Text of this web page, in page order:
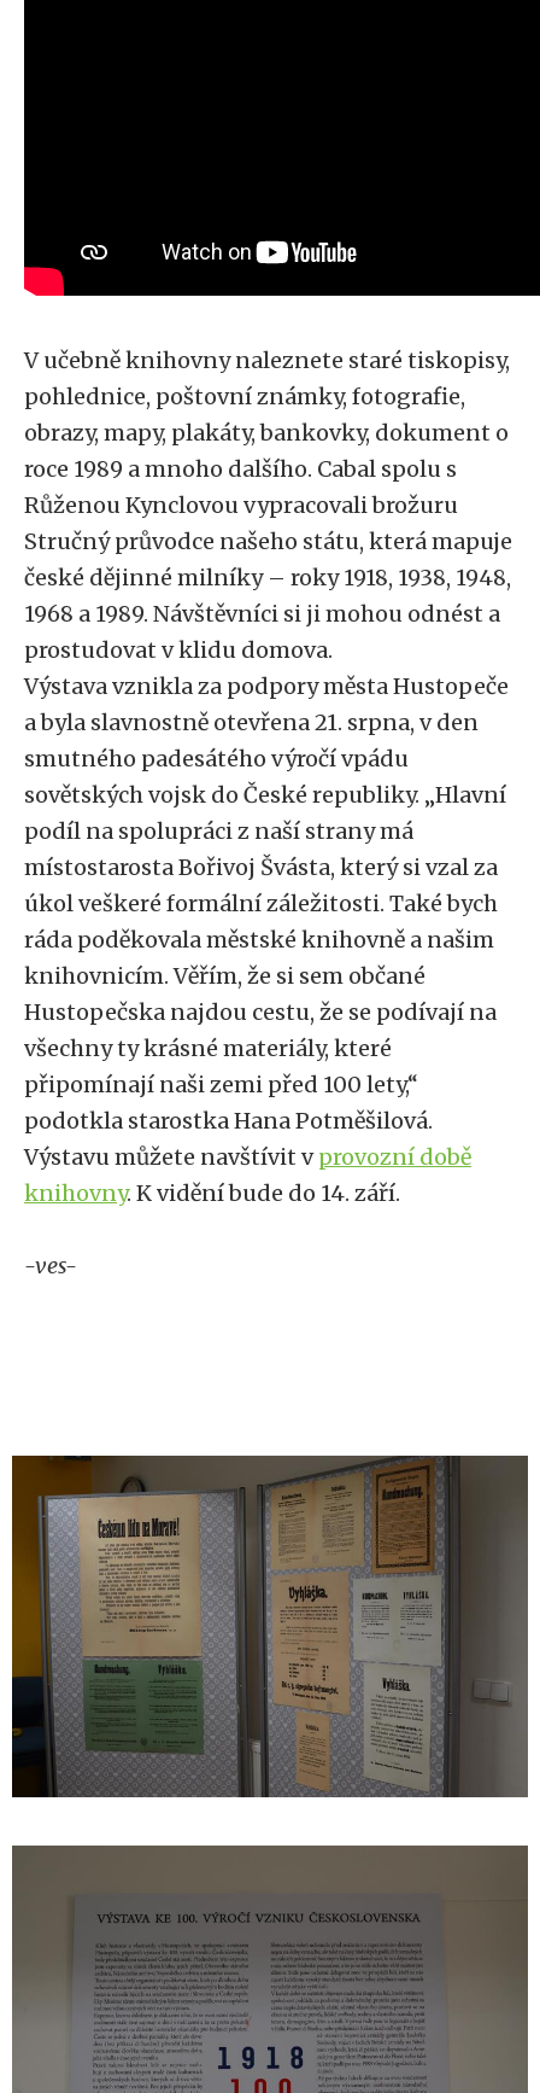
V učebně knihovny naleznete staré tiskopisy,
pohlednice, poštovní známky, fotografie,
obrazy, mapy, plakáty, bankovky, dokument o
roce 1989 a mnoho dalšího. Cabal spolu s
Růženou Kynclovou vypracovali brožuru
Stručný průvodce našeho státu, která mapuje
české dějinné milníky – roky 1918, 1938, 1948,
1968 a 1989. Návštěvníci si ji mohou odnést a
prostudovat v klidu domova.
Výstava vznikla za podpory města Hustopeče
a byla slavnostně otevřena 21. srpna, v den
smutného padesátého výročí vpádu
sovětských vojsk do České republiky. „Hlavní
podíl na spolupráci z naší strany má
místostarosta Bořivoj Švásta, který si vzal za
úkol veškeré formální záležitosti. Také bych
ráda poděkovala městské knihovně a našim
knihovnicím. Věřím, že si sem občané
Hustopečska najdou cestu, že se podívají na
všechny ty krásné materiály, které
připomínají naši zemi před 100 lety,“
podotkla starostka Hana Potměšilová.
Výstavu můžete navštívit vprovozní době
knihovny. K vidění bude do 14. září.
-ves-